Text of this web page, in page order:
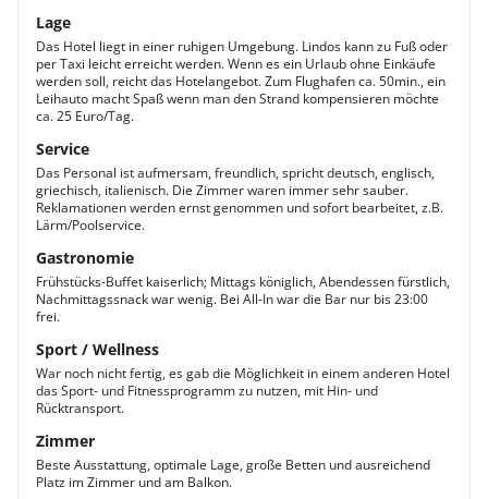
Lage
Das Hotel liegt in einer ruhigen Umgebung. Lindos kann zu Fuß oder
per Taxi leicht erreicht werden. Wenn es ein Urlaub ohne Einkäufe
werden soll, reicht das Hotelangebot. Zum Flughafen ca. 50min., ein
Leihauto macht Spaß wenn man den Strand kompensieren möchte
ca. 25 Euro/Tag.
Service
Das Personal ist aufmersam, freundlich, spricht deutsch, englisch,
griechisch, italienisch. Die Zimmer waren immer sehr sauber.
Reklamationen werden ernst genommen und sofort bearbeitet, z.B.
Lärm/Poolservice.
Gastronomie
Frühstücks-Buffet kaiserlich; Mittags königlich, Abendessen fürstlich,
Nachmittagssnack war wenig. Bei All-In war die Bar nur bis 23:00
frei.
Sport / Wellness
War noch nicht fertig, es gab die Möglichkeit in einem anderen Hotel
das Sport- und Fitnessprogramm zu nutzen, mit Hin- und
Rücktransport.
Zimmer
Beste Ausstattung, optimale Lage, große Betten und ausreichend
Platz im Zimmer und am Balkon.